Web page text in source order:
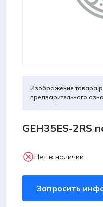
Изображение товара
предварительного
GEH35ES-2RS
Нет в наличии
Запросить